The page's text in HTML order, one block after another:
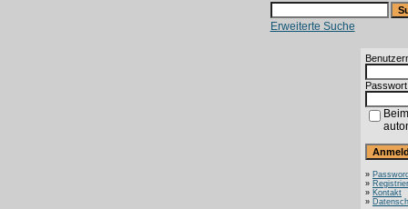
Erweiterte Suche
»
»
» Kontakt
»